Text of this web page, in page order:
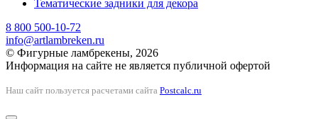
Тематические задники для декора
8 800 500-10-72
info@artlambreken.ru
© Фигурные ламбрекены, 2026
Информация на сайте не является публичной офертой
Наш сайт пользуется расчетами сайта Postcalc.ru